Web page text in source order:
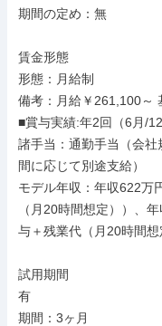
期間の定め：無
賃金形態
形態：月給制
備考：月給￥261,100～
■賞与実績:年2回（6月/12
諸手当：通勤手当（会
間に応じて別途支給）
モデル年収：年収622万
（月20時間想定））、
与＋残業代（月20時間想
試用期間
有
期間：3ヶ月